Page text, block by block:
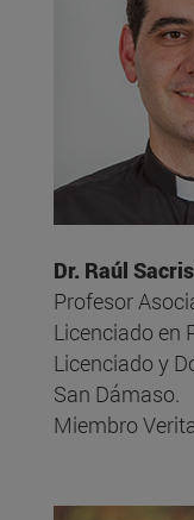
Dr. Raúl
Profesor
Licenciado en
Licenciado y
San Dámaso.
Miembro